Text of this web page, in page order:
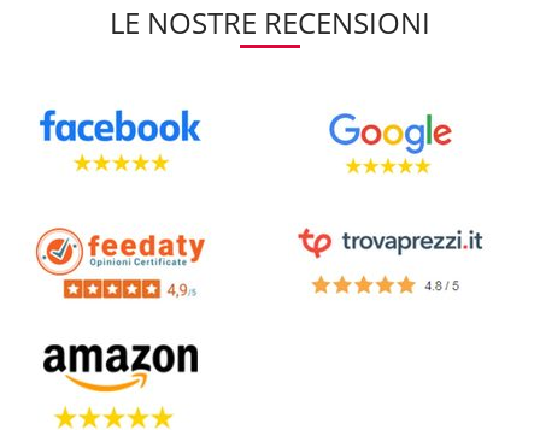
LE NOSTRE RECENSIONI